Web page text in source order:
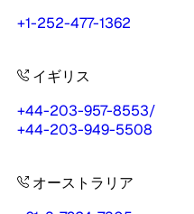
+1-252-477-1362
イギリス
+44-203-957-8553/
+44-203-949-5508
オーストラリア